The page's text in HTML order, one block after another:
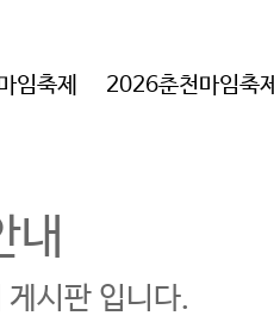
임축제 2026춘천마임축제
내
게시판 입니다.